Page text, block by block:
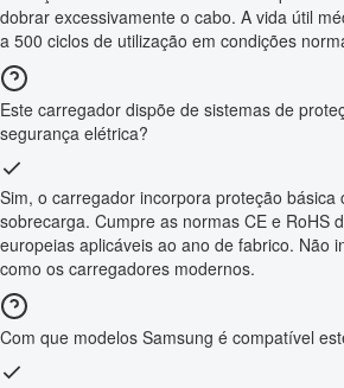
dobrar excessivamente o cabo. A vida útil
a 500 ciclos de utilização em condições
Este carregador dispõe de sistemas de
segurança elétrica?
Sim, o carregador incorpora proteção básica
sobrecarga. Cumpre as normas CE e RoHS
europeias aplicáveis ao ano de fabrico. Não
como os carregadores modernos.
Com que modelos Samsung é compatível